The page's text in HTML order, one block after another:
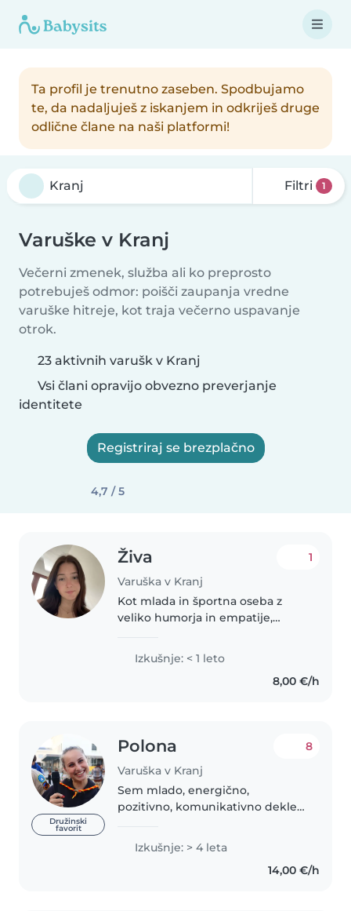
Ta profil je trenutno zaseben. Spodbujamo
te, da nadaljuješ z iskanjem in odkriješ druge
odlične člane na naši platformi!
Filtri 1
Varuške v Kranj
Večerni zmenek, služba ali ko preprosto
potrebuješ odmor: poišči zaupanja vredne
varuške hitreje, kot traja večerno uspavanje
otrok.
23 aktivnih varušk v Kranj
Vsi člani opravijo obvezno preverjanje
identitete
Registriraj se brezplačno
4,7 / 5
Živa
Varuška v Kranj
1
Kot mlada in športna oseba z
veliko humorja in empatije,
otrok. Čeprav hodim na prakso v
vrtec bi kakšna nova izkušnja še
kako prav prišla, z veseljem..
Izkušnje: < 1 leto
8,00 €/h
Družinski
favorit
Polona
Varuška v Kranj
8
Sem mlado, energično,
pozitivno, komunikativno dekle
v naravi, hribih, na svežem zraku,..
Po gimnaziji sem naredila..
Izkušnje: > 4 leta
14,00 €/h